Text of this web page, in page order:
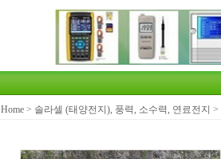
Home> 솔라셀 (태양전지), 풍력, 소수력, 연료전지 >